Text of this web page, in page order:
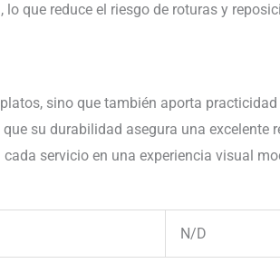
que reduce el riesgo de roturas y
sino que también aporta
su durabilidad asegura una excelente
servicio en una experiencia visual
N/D